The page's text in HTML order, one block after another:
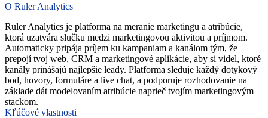
O Ruler Analytics
Ruler Analytics je platforma na meranie marketingu a atribúcie,
ktorá uzatvára slučku medzi marketingovou aktivitou a príjmom.
Automaticky pripája príjem ku kampaniam a kanálom tým, že
prepojí tvoj web, CRM a marketingové aplikácie, aby si videl, ktoré
kanály prinášajú najlepšie leady. Platforma sleduje každý dotykový
bod, hovory, formuláre a live chat, a podporuje rozhodovanie na
základe dát modelovaním atribúcie naprieč tvojím marketingovým
stackom.
Kľúčové vlastnosti